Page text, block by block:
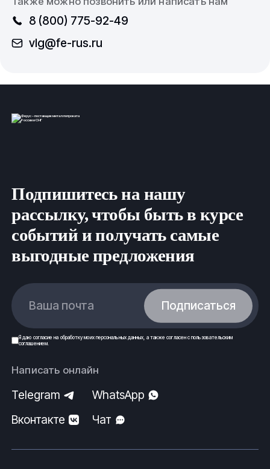
8 (800) 775-92-49
vlg@fe-rus.ru
Подпишитесь на нашу
рассылку, чтобы быть в курсе
событий и получать самые
выгодные предложения
Ваша почта Подписаться
Я даю согласие на обработку моих персональных данных, а также согласен спользовательским
соглашением.
Написать онлайн
Telegram
WhatsApp
Вконтакте
Чат